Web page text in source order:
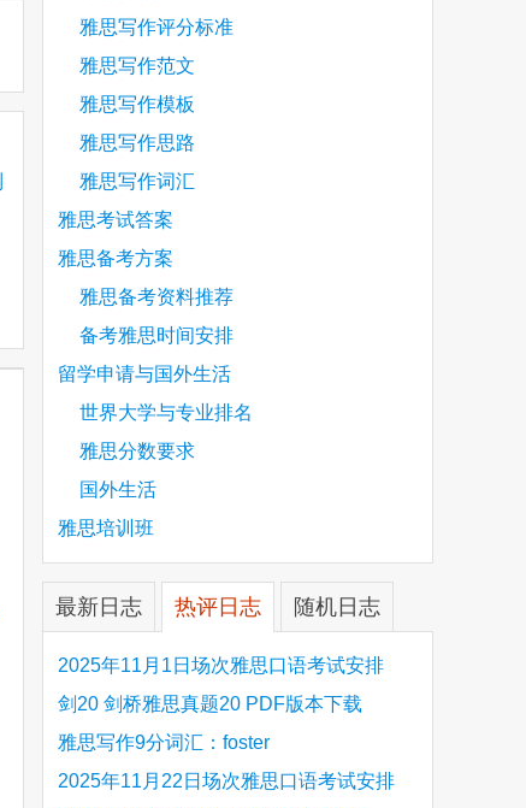
雅思写作评分标准
雅思写作范文
雅思写作模板
雅思写作思路
雅思写作词汇
雅思考试答案
雅思备考方案
雅思备考资料推荐
备考雅思时间安排
留学申请与国外生活
世界大学与专业排名
雅思分数要求
国外生活
雅思培训班
最新日志 热评日志 随机日志
2025年11月1日场次雅思口语考试安排
剑20 剑桥雅思真题20 PDF版本下载
雅思写作9分词汇：foster
2025年11月22日场次雅思口语考试安排